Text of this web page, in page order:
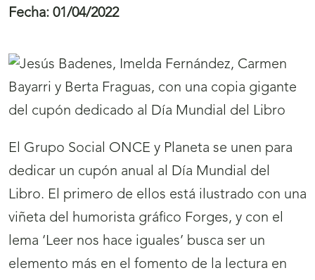
Fecha: 01/04/2022
El Grupo Social ONCE y Planeta se unen para
dedicar un cupón anual al Día Mundial del
Libro. El primero de ellos está ilustrado con una
viñeta del humorista gráfico Forges, y con el
lema ‘Leer nos hace iguales’ busca ser un
elemento más en el fomento de la lectura en